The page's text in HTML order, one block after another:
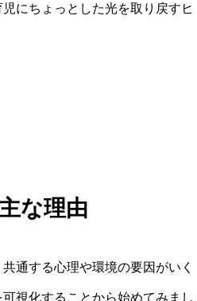
にちょっとした光を取り戻すヒ
な理由
通する心理や環境の要因がいく
視化することから始めてみまし